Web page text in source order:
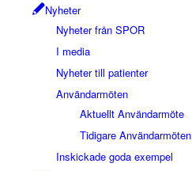
Nyheter
Nyheter från SPOR
I media
Nyheter till patienter
Användarmöten
Aktuellt Användarmöte
Tidigare Användarmöten
Inskickade goda exempel